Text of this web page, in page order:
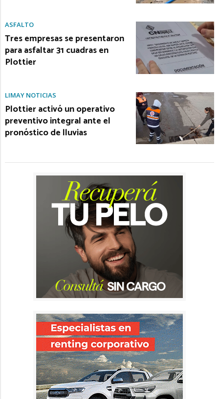
ASFALTO
Tres empresas se presentaron
para asfaltar 31 cuadras en
Plottier
LIMAY NOTICIAS
Plottier activó un operativo
preventivo integral ante el
pronóstico de lluvias